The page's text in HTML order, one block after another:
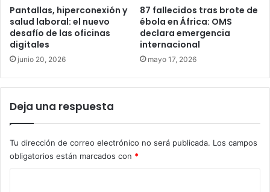
Pantallas, hiperconexión y
salud laboral: el nuevo
desafío de las oficinas
digitales
junio 20, 2026
87 fallecidos tras brote de
ébola en África: OMS
declara emergencia
internacional
mayo 17, 2026
Deja una respuesta
Tu dirección de correo electrónico no será publicada. Los campos
obligatorios están marcados con *